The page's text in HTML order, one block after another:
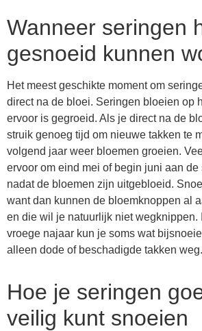
Wanneer seringen
gesnoeid kunnen
Het meest geschikte moment om
direct na de bloei. Seringen bloeien op
ervoor is gegroeid. Als je direct na de
struik genoeg tijd om nieuwe takken te
volgend jaar weer bloemen groeien.
ervoor om eind mei of begin juni aan
nadat de bloemen zijn uitgebloeid.
want dan kunnen de bloemknoppen al
en die wil je natuurlijk niet wegknippen.
vroege najaar kun je soms wat
alleen dode of beschadigde takken weg.
Hoe je seringen
veilig kunt snoeien